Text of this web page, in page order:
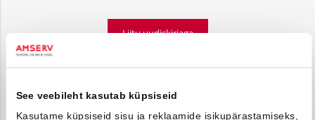
See veebileht kasutab küpsiseid
Kasutame küpsiseid sisu ja reklaamide isikupärastamiseks,
Liitu uudiskirjaga
Võta ühendust
info@amserv.ee